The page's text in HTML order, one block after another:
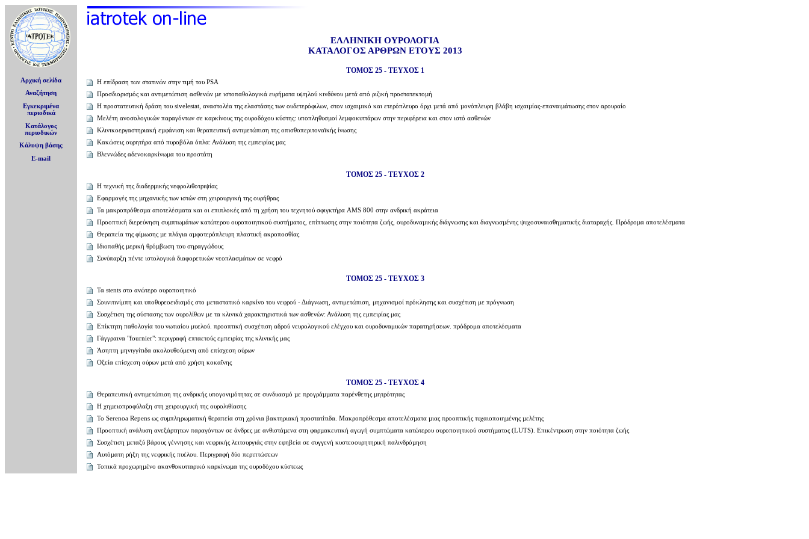
Αρχική σελίδα
Αναζήτηση
Εγκεκριμένα
περιοδικά
Κατάλογος
περιοδικών
Κάλυψη βάσης
E-mail
ΕΛΛΗΝΙΚΗ ΟΥΡΟΛΟΓΙΑ
ΚΑΤΑΛΟΓΟΣ ΑΡΘΡΩΝ ΕΤΟΥΣ 2013
ΤΟΜΟΣ 25 - ΤΕΥΧΟΣ 1
Η επίδραση των στατινών στην τιµή του PSA
Προσδιορισµός και αντιµετώπιση ασθενών µε ιστοπαθολογικά ευρήµατα υψηλού κινδύνου µετά από ριζική προστατεκτοµή
Η προστατευτική δράση του sivelestat, αναστολέα της ελαστάσης των ουδετερόφιλων, στον ισχαιµικό και ετερόπλευρο όρχι µετά από µονόπλευρη βλάβη ισχαιµίας-επαναιµάτωσης στον αρουραίο
Μελέτη ανοσολογικών παραγόντων σε καρκίνους της ουροδόχου κύστης: υποπληθυσµοί λεµφοκυττάρων στην περιφέρεια και στον ιστό ασθενών
Κλινικοεργαστηριακή εµφάνιση και θεραπευτική αντιµετώπιση της οπισθοπεριτοναϊκής ίνωσης
Κακώσεις ουρητήρα από πυροβόλα όπλα: Ανάλυση της εµπειρίας µας
Βλεννώδες αδενοκαρκίνωµα του προστάτη
ΤΟΜΟΣ 25 - ΤΕΥΧΟΣ 2
Η τεχνική της διαδερµικής νεφρολιθοτριψίας
Εφαρµογές της µηχανικής των ιστών στη χειρουργική της ουρήθρας
Τα µακροπρόθεσµα αποτελέσµατα και οι επιπλοκές από τη χρήση του τεχνητού σφιγκτήρα AMS 800 στην ανδρική ακράτεια
Προοπτική διερεύνηση συµπτωµάτων κατώτερου ουροποιητικού συστήµατος, επίπτωσης στην ποιότητα ζωής, ουροδυναµικής διάγνωσης και διαγνωσµένης ψυχοσυναισθηµατικής διαταραχής. Πρόδροµα αποτελέσµατα
Θεραπεία της φίµωσης µε πλάγια αµφοτερόπλευρη πλαστική ακροποσθίας
Ιδιοπαθής µερική θρόµβωση του σηραγγώδους
Συνύπαρξη πέντε ιστολογικά διαφορετικών νεοπλασµάτων σε νεφρό
ΤΟΜΟΣ 25 - ΤΕΥΧΟΣ 3
Τα stents στο ανώτερο ουροποιητικό
Σουνιτινίμπη και υποθυρεοειδισμός στο μεταστατικό καρκίνο του νεφρού - Διάγνωση, αντιμετώπιση, μηχανισμοί πρόκλησης και συσχέτιση με πρόγνωση
Συσχέτιση της σύστασης των ουρολίθων με τα κλινικά χαρακτηριστικά των ασθενών: Ανάλυση της εμπειρίας μας
Επίκτητη παθολογία του νωτιαίου μυελού. προοπτική συσχέτιση αδρού νευρολογικού ελέγχου και ουροδυναμικών παρατηρήσεων. πρόδρομα αποτελέσματα
Γάγγραινα "fournier": περιγραφή επταετούς εμπειρίας της κλινικής μας
Άσηπτη μηνιγγίτιδα ακολουθούμενη από επίσχεση ούρων
Οξεία επίσχεση ούρων μετά από χρήση κοκαΐνης
ΤΟΜΟΣ 25 - ΤΕΥΧΟΣ 4
Θεραπευτική αντιµετώπιση της ανδρικής υπογονιµότητας σε συνδυασµό µε προγράµµατα παρένθετης µητρότητας
Η χηµειοπροφύλαξη στη χειρουργική της ουρολιθίασης
To Serenoa Repens ως συµπληρωµατική θεραπεία στη χρόνια βακτηριακή προστατίτιδα. Μακροπρόθεσµα αποτελέσµατα µιας προοπτικής τυχαιοποιηµένης µελέτης
Προοπτική ανάλυση ανεξάρτητων παραγόντων σε άνδρες µε ανθιστάµενα στη φαρµακευτική αγωγή συµπτώµατα κατώτερου ουροποιητικού συστήµατος (LUTS). Επικέντρωση στην ποιότητα ζωής
Συσχέτιση µεταξύ βάρους γέννησης και νεφρικής λειτουργιάς στην εφηβεία σε συγγενή κυστεοουρητηρική παλινδρόµηση
Αυτόµατη ρήξη της νεφρικής πυέλου. Περιγραφή δύο περιπτώσεων
Τοπικά προχωρηµένο ακανθοκυτταρικό καρκίνωµα της ουροδόχου κύστεως